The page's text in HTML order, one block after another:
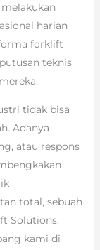
harian
forklift
teknis
tidak bisa
Adanya
atau respons
total, sebuah
Solutions.
kami di